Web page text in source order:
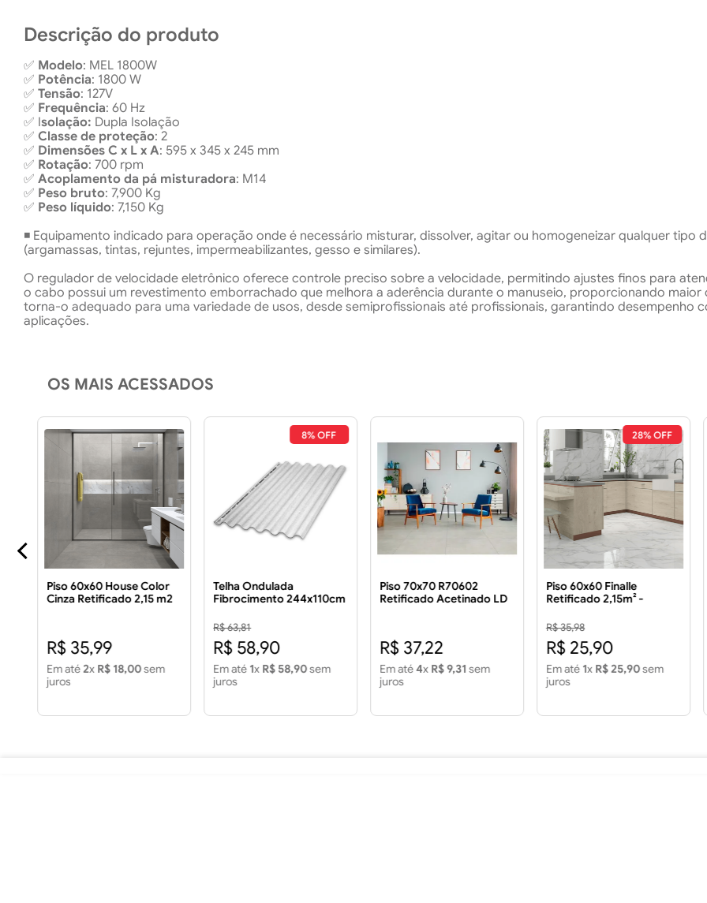
Descrição do produto
✅ Modelo: MEL 1800W
✅ Potência: 1800 W
✅ Tensão: 127V
✅ Frequência: 60 Hz
✅ Isolação: Dupla Isolação
✅ Classe de proteção: 2
✅ Dimensões C x L x A: 595 x 345 x 245 mm
✅ Rotação: 700 rpm
✅ Acoplamento da pá misturadora: M14
✅ Peso bruto: 7,900 Kg
✅ Peso líquido: 7,150 Kg
◾ Equipamento indicado para operação onde é necessário misturar, dissolver, agitar ou homogeneizar qualquer tipo
(argamassas, tintas, rejuntes, impermeabilizantes, gesso e similares).
O regulador de velocidade eletrônico oferece controle preciso sobre a velocidade, permitindo ajustes finos para
o cabo possui um revestimento emborrachado que melhora a aderência durante o manuseio, proporcionando
torna-o adequado para uma variedade de usos, desde semiprofissionais até profissionais, garantindo desempenho
aplicações.
OS MAIS ACESSADOS
Piso 60x60 House Color
Cinza Retificado 2,15 m2
R$ 35,99
Em até2x R$ 18,00sem
juros
8% OFF
Telha Ondulada
Fibrocimento 244x110cm
R$ 63,81
R$ 58,90
Em até 1x R$ 58,90sem
juros
Piso 70x70 R70602
Retificado Acetinado LD
R$ 37,22
Em até4x R$ 9,31 sem
juros
28% OFF
Piso 60x60 Finalle
Retificado 2,15m² -
Finalle Retificado LD 2.15
m2 - FORMIGRES
R$ 35,98
R$ 25,90
Em até 1x R$ 25,90sem
juros